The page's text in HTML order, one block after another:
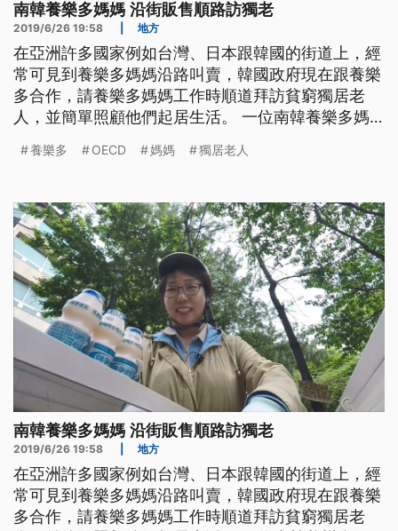
南韓養樂多媽媽 沿街販售順路訪獨老
2019/6/26 19:58 地方
在亞洲許多國家例如台灣、日本跟韓國的街道上，經
常可見到養樂多媽媽沿路叫賣，韓國政府現在跟養樂
多合作，請養樂多媽媽工作時順道拜訪貧窮獨居老
人，並簡單照顧他們起居生活。 一位南韓養樂多媽
我今年62歲，我送養樂多時一直都有在照顧獨居長
售養樂多，在南韓，像她這樣的養樂多媽媽有一萬一
千多位。最近養樂多媽媽們，配合地
養樂多 OECD 媽媽 獨居老人
南韓養樂多媽媽 沿街販售順路訪獨老
2019/6/26 19:58 地方
在亞洲許多國家例如台灣、日本跟韓國的街道上，經
常可見到養樂多媽媽沿路叫賣，韓國政府現在跟養樂
多合作，請養樂多媽媽工作時順道拜訪貧窮獨居老